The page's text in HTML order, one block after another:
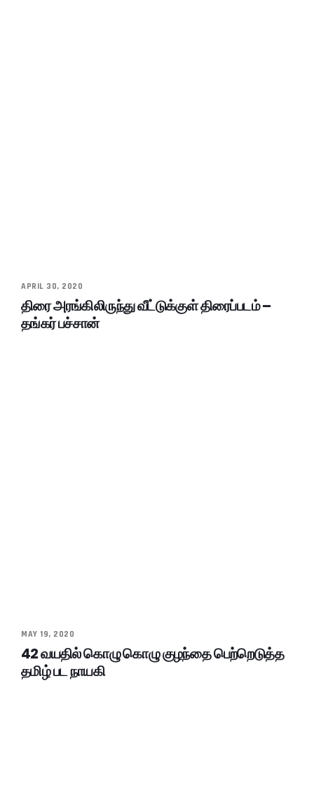
APRIL 30, 2020
திரை அரங்கிலிருந்து வீட்டுக்குள் திரைப்படம் –
தங்கர் பச்சான்
MAY 19, 2020
42 வயதில் கொழு கொழு குழந்தை பெற்றெடுத்த
தமிழ் பட நாயகி